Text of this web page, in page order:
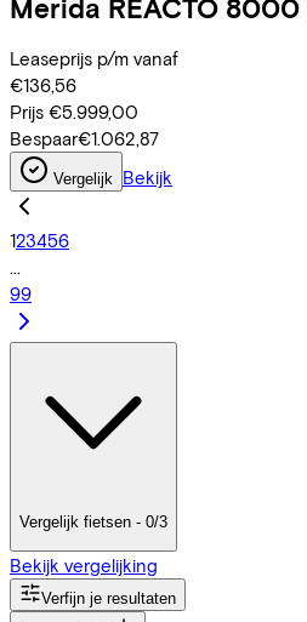
Merida REACTO 8000
Leaseprijs p/m vanaf
€136,56
Prijs €5.999,00
Bespaar€1.062,87
Vergelijk Bekijk
123456
...
99
Vergelijk fietsen - 0/3
Bekijk vergelijking
Verfijn je resultaten